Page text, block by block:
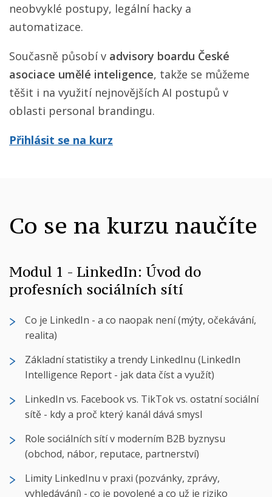
neobvyklé postupy, legální hacky a
automatizace.
Současně působí v advisory boardu České
asociace umělé inteligence, takže se můžeme
těšit i na využití nejnovějších AI postupů v
oblasti personal brandingu.
Přihlásit se na kurz
Co se na kurzu naučíte
Modul 1 - LinkedIn: Úvod do
profesních sociálních sítí
Co je LinkedIn - a co naopak není (mýty, očekávání,
realita)
Základní statistiky a trendy LinkedInu (LinkedIn
Intelligence Report - jak data číst a využít)
LinkedIn vs. Facebook vs. TikTok vs. ostatní sociální
sítě - kdy a proč který kanál dává smysl
Role sociálních sítí v moderním B2B byznysu
(obchod, nábor, reputace, partnerství)
Limity LinkedInu v praxi (pozvánky, zprávy,
vyhledávání) - co je povolené a co už je riziko